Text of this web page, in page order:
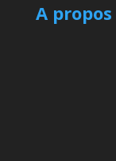
A propos